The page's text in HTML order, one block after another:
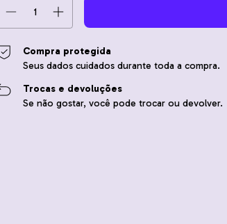
Compra protegida
Seus dados cuidados durante toda a compra.
Trocas e devoluções
Se não gostar, você pode trocar ou devolver.